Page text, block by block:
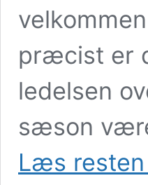
præcist er
ledelsen
sæson
Læs